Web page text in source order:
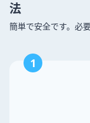
法
簡単で安全です。必
1